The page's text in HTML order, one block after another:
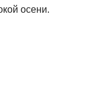
осени.